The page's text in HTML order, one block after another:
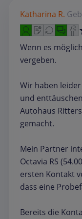
Katharina R.
Wenn es
vergeben.
Wir haben
und
Autohaus
gemacht.
Mein Partner
Octavia RS
ersten Kontakt
dass eine
Bereits die